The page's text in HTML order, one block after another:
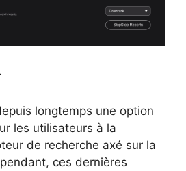
longtemps une option
les utilisateurs à la
de recherche axé sur la
ces dernières